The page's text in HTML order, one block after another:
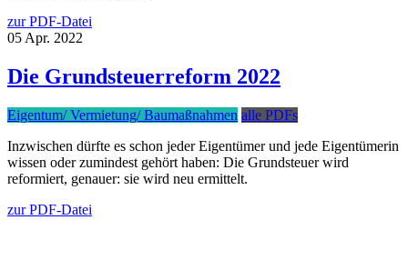
zur PDF-Datei
05Apr. 2022
Die Grundsteuerreform 2022
Eigentum/ Vermietung/ Baumaßnahmen alle PDFs
Inzwischen dürfte es schon jeder Eigentümer und jede Eigentümerin
wissen oder zumindest gehört haben: Die Grundsteuer wird
reformiert, genauer: sie wird neu ermittelt.
zur PDF-Datei